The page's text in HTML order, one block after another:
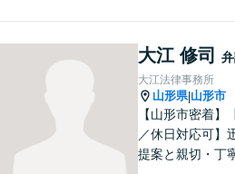
大江 修司
大江法律事務所
山形県|山形市
【山形市密着】
／休日対応可】
提案と親切・丁